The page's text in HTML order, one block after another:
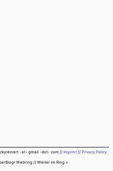
-at- gmail -dot- com// Imprint // Privacy Policy
Webring // Weiter im Ring >